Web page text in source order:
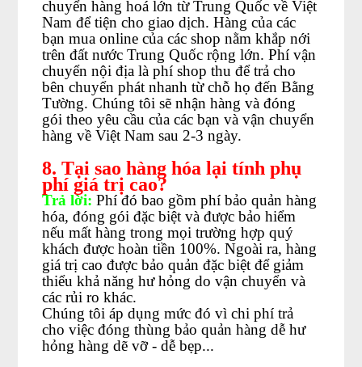
chuyển hàng hoá lớn từ Trung Quốc về Việt
Nam để tiện cho giao dịch. Hàng của các
bạn mua online của các shop nằm khắp nới
trên đất nước Trung Quốc rộng lớn. Phí vận
chuyển nội địa là phí shop thu để trả cho
bên chuyển phát nhanh từ chỗ họ đến Bằng
Tường. Chúng tôi sẽ nhận hàng và đóng
gói theo yêu cầu của các bạn và vận chuyển
hàng về Việt Nam sau 2-3 ngày.
8. Tại sao hàng hóa lại tính phụ
phí giá trị cao?
Trả lời: Phí đó bao gồm phí bảo quản hàng
hóa, đóng gói đặc biệt và được bảo hiểm
nếu mất hàng trong mọi trường hợp quý
khách được hoàn tiền 100%. Ngoài ra, hàng
giá trị cao được bảo quản đặc biệt để giảm
thiểu khả năng hư hỏng do vận chuyển và
các rủi ro khác.
Chúng tôi áp dụng mức đó vì chi phí trả
cho việc đóng thùng bảo quản hàng dễ hư
hỏng hàng dẽ vỡ - dễ bẹp...